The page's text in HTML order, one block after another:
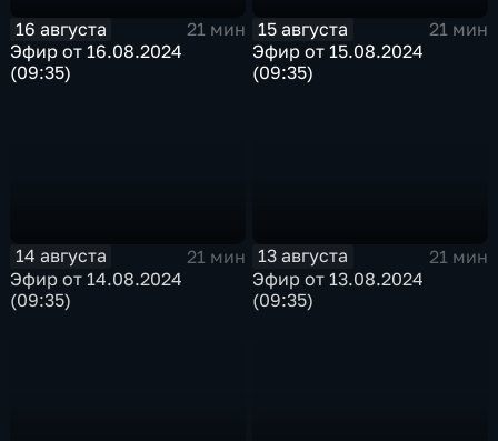
16 августа
21 мин
Эфир от 16.08.2024
(09:35)
15 августа
21 мин
Эфир от 15.08.2024
(09:35)
14 августа
21 мин
Эфир от 14.08.2024
(09:35)
13 августа
21 мин
Эфир от 13.08.2024
(09:35)